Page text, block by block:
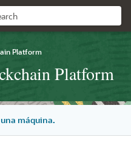
Platform
Platform
máquina.